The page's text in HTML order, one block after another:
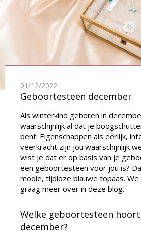
01/12/2022
Geboortesteen december
Als winterkind geboren in
waarschijnlijk al dat je
bent. Eigenschappen als eerlijk,
veerkracht zijn jou waarschijnlijk
wist je dat er op basis van je
een geboortesteen voor jou is?
mooie, tijdloze blauwe topaas.
graag meer over in deze blog.
Welke geboortesteen
december?